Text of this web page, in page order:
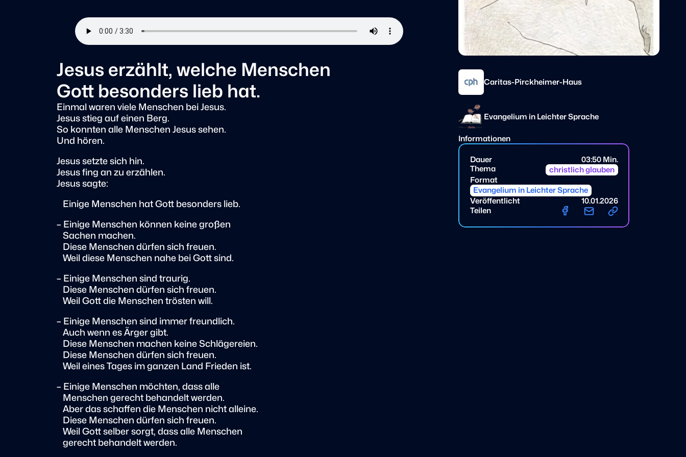
Caritas-Pirckheimer-Haus
Evangelium in Leichter Sprache
Informationen
Dauer
03:50 Min.
Thema
christlich glauben
Format
Evangelium in Leichter Sprache
Veröffentlicht
10.01.2026
Teilen
Jesus erzählt, welche Menschen
Gott besonders lieb hat.
Einmal waren viele Menschen bei Jesus.
Jesus stieg auf einen Berg.
So konnten alle Menschen Jesus sehen.
Und hören.
Jesus setzte sich hin.
Jesus fing an zu erzählen.
Jesus sagte:
Einige Menschen hat Gott besonders lieb.
– Einige Menschen können keine großen
Sachen machen.
Diese Menschen dürfen sich freuen.
Weil diese Menschen nahe bei Gott sind.
– Einige Menschen sind traurig.
Diese Menschen dürfen sich freuen.
Weil Gott die Menschen trösten will.
– Einige Menschen sind immer freundlich.
Auch wenn es Ärger gibt.
Diese Menschen machen keine Schlägereien.
Diese Menschen dürfen sich freuen.
Weil eines Tages im ganzen Land Frieden ist.
– Einige Menschen möchten, dass alle
Menschen gerecht behandelt werden.
Aber das schaffen die Menschen nicht alleine.
Diese Menschen dürfen sich freuen.
Weil Gott selber sorgt, dass alle Menschen
gerecht behandelt werden.